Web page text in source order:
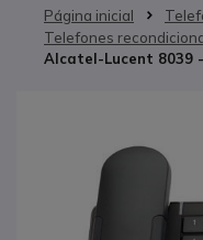
Página inicial
Telefones
Alcatel-Lucent 8039